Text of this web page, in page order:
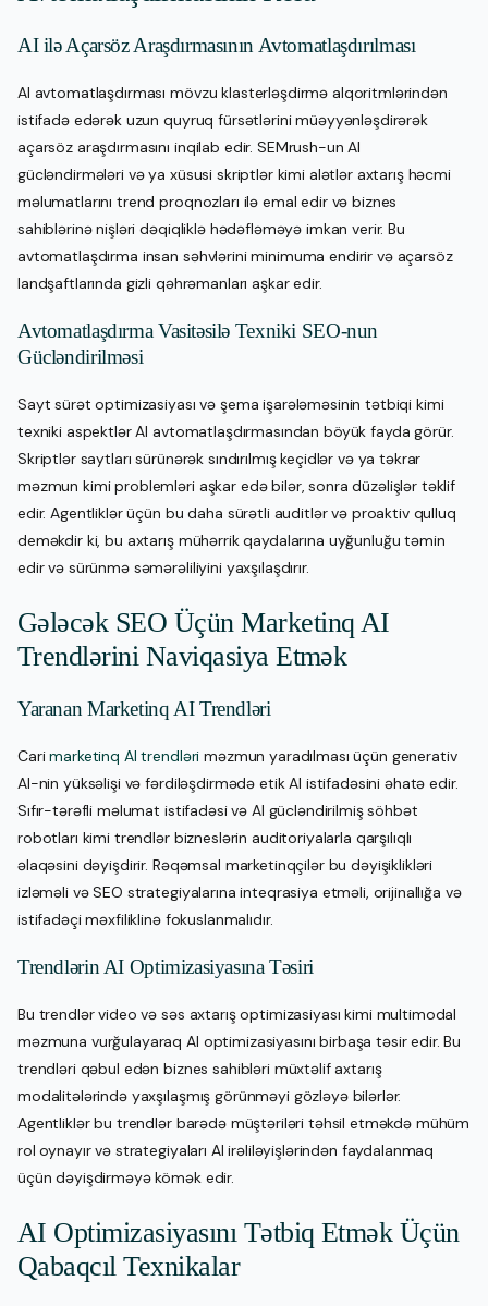
AI ilə Açarsöz Araşdırmasının Avtomatlaşdırılması
AI avtomatlaşdırması mövzu klasterləşdirmə alqoritmlərindən
istifadə edərək uzun quyruq fürsətlərini müəyyənləşdirərək
açarsöz araşdırmasını inqilab edir. SEMrush-un AI
gücləndirmələri və ya xüsusi skriptlər kimi alətlər axtarış həcmi
məlumatlarını trend proqnozları ilə emal edir və biznes
sahiblərinə nişləri dəqiqliklə hədəfləməyə imkan verir. Bu
avtomatlaşdırma insan səhvlərini minimuma endirir və açarsöz
landşaftlarında gizli qəhrəmanları aşkar edir.
Avtomatlaşdırma Vasitəsilə Texniki SEO-nun
Gücləndirilməsi
Sayt sürət optimizasiyası və şema işarələməsinin tətbiqi kimi
texniki aspektlər AI avtomatlaşdırmasından böyük fayda görür.
Skriptlər saytları sürünərək sındırılmış keçidlər və ya təkrar
məzmun kimi problemləri aşkar edə bilər, sonra düzəlişlər təklif
edir. Agentliklər üçün bu daha sürətli auditlər və proaktiv qulluq
deməkdir ki, bu axtarış mühərrik qaydalarına uyğunluğu təmin
edir və sürünmə səmərəliliyini yaxşılaşdırır.
Gələcək SEO Üçün Marketinq AI
Trendlərini Naviqasiya Etmək
Yaranan Marketinq AI Trendləri
Carimarketinq AI trendləri məzmun yaradılması üçün generativ
AI-nin yüksəlişi və fərdiləşdirmədə etik AI istifadəsini əhatə edir.
Sıfır-tərəfli məlumat istifadəsi və AI gücləndirilmiş söhbət
robotları kimi trendlər bizneslərin auditoriyalarla qarşılıqlı
əlaqəsini dəyişdirir. Rəqəmsal marketinqçilər bu dəyişiklikləri
izləməli və SEO strategiyalarına inteqrasiya etməli, orijinallığa və
istifadəçi məxfiliklinə fokuslanmalıdır.
Trendlərin AI Optimizasiyasına Təsiri
Bu trendlər video və səs axtarış optimizasiyası kimi multimodal
məzmuna vurğulayaraq AI optimizasiyasını birbaşa təsir edir. Bu
trendləri qəbul edən biznes sahibləri müxtəlif axtarış
modalitələrində yaxşılaşmış görünməyi gözləyə bilərlər.
Agentliklər bu trendlər barədə müştəriləri təhsil etməkdə mühüm
rol oynayır və strategiyaları AI irəliləyişlərindən faydalanmaq
üçün dəyişdirməyə kömək edir.
AI Optimizasiyasını Tətbiq Etmək Üçün
Qabaqcıl Texnikalar